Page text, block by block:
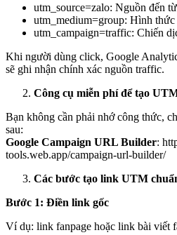
utm_source=zalo: Nguồn đến
utm_medium=group: Hình thức
utm_campaign=traffic: Chiến
Khi người dùng click, Google
sẽ ghi nhận chính xác nguồn traffic.
Công cụ miễn phí để tạo
Bạn không cần phải nhớ công thức,
sau:
Google Campaign URL Builder:
tools.web.app/campaign-url-builder/
Các bước tạo link UTM
Bước 1: Điền link gốc
Ví dụ: link fanpage hoặc link bài viết